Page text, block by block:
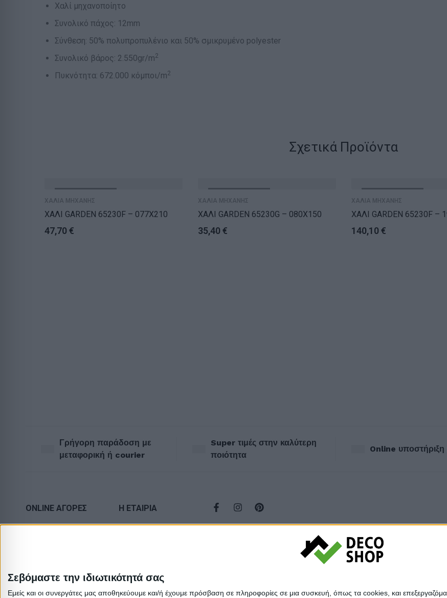
Σεβόμαστε την ιδιωτικότητά σας
Εμείς και οι συνεργάτες μας αποθηκεύουμε και/ή έχουμε πρόσβαση σε πληροφορίες σε μια συσκευή, όπως τα cookies, και
Χαλί μηχανοποίητο
Συνολικό πάχος: 12mm
Σύνθεση: 50% πολυπροπυλένιο και 50% σμικρυμένο polyester
Συνολικό βάρος: 2.550gr/m2
Πυκνότητα: 672.000 κόμποι/m2
Σχετικά Προϊόντα
ΧΑΛΙΑ ΜΗΧΑΝΗΣ
ΧΑΛΙ GARDEN 65230F – 077X210
47,70 €
ΧΑΛΙΑ ΜΗΧΑΝΗΣ
ΧΑΛΙ GARDEN 65230G – 080X150
35,40 €
ΧΑΛΙΑ ΜΗΧΑΝΗΣ
ΧΑΛΙ GARDEN 65230F –
140,10 €
Γρήγορη παράδοση με
μεταφορική ή courier
Super τιμές στην καλύτερη
ποιότητα
Online
ONLINE ΑΓΟΡΕΣ
Πολιτική
Η ΕΤΑΙΡΙΑ
Προσωπικά
δεδομένα